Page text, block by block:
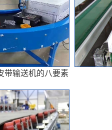
带输送机的八要素